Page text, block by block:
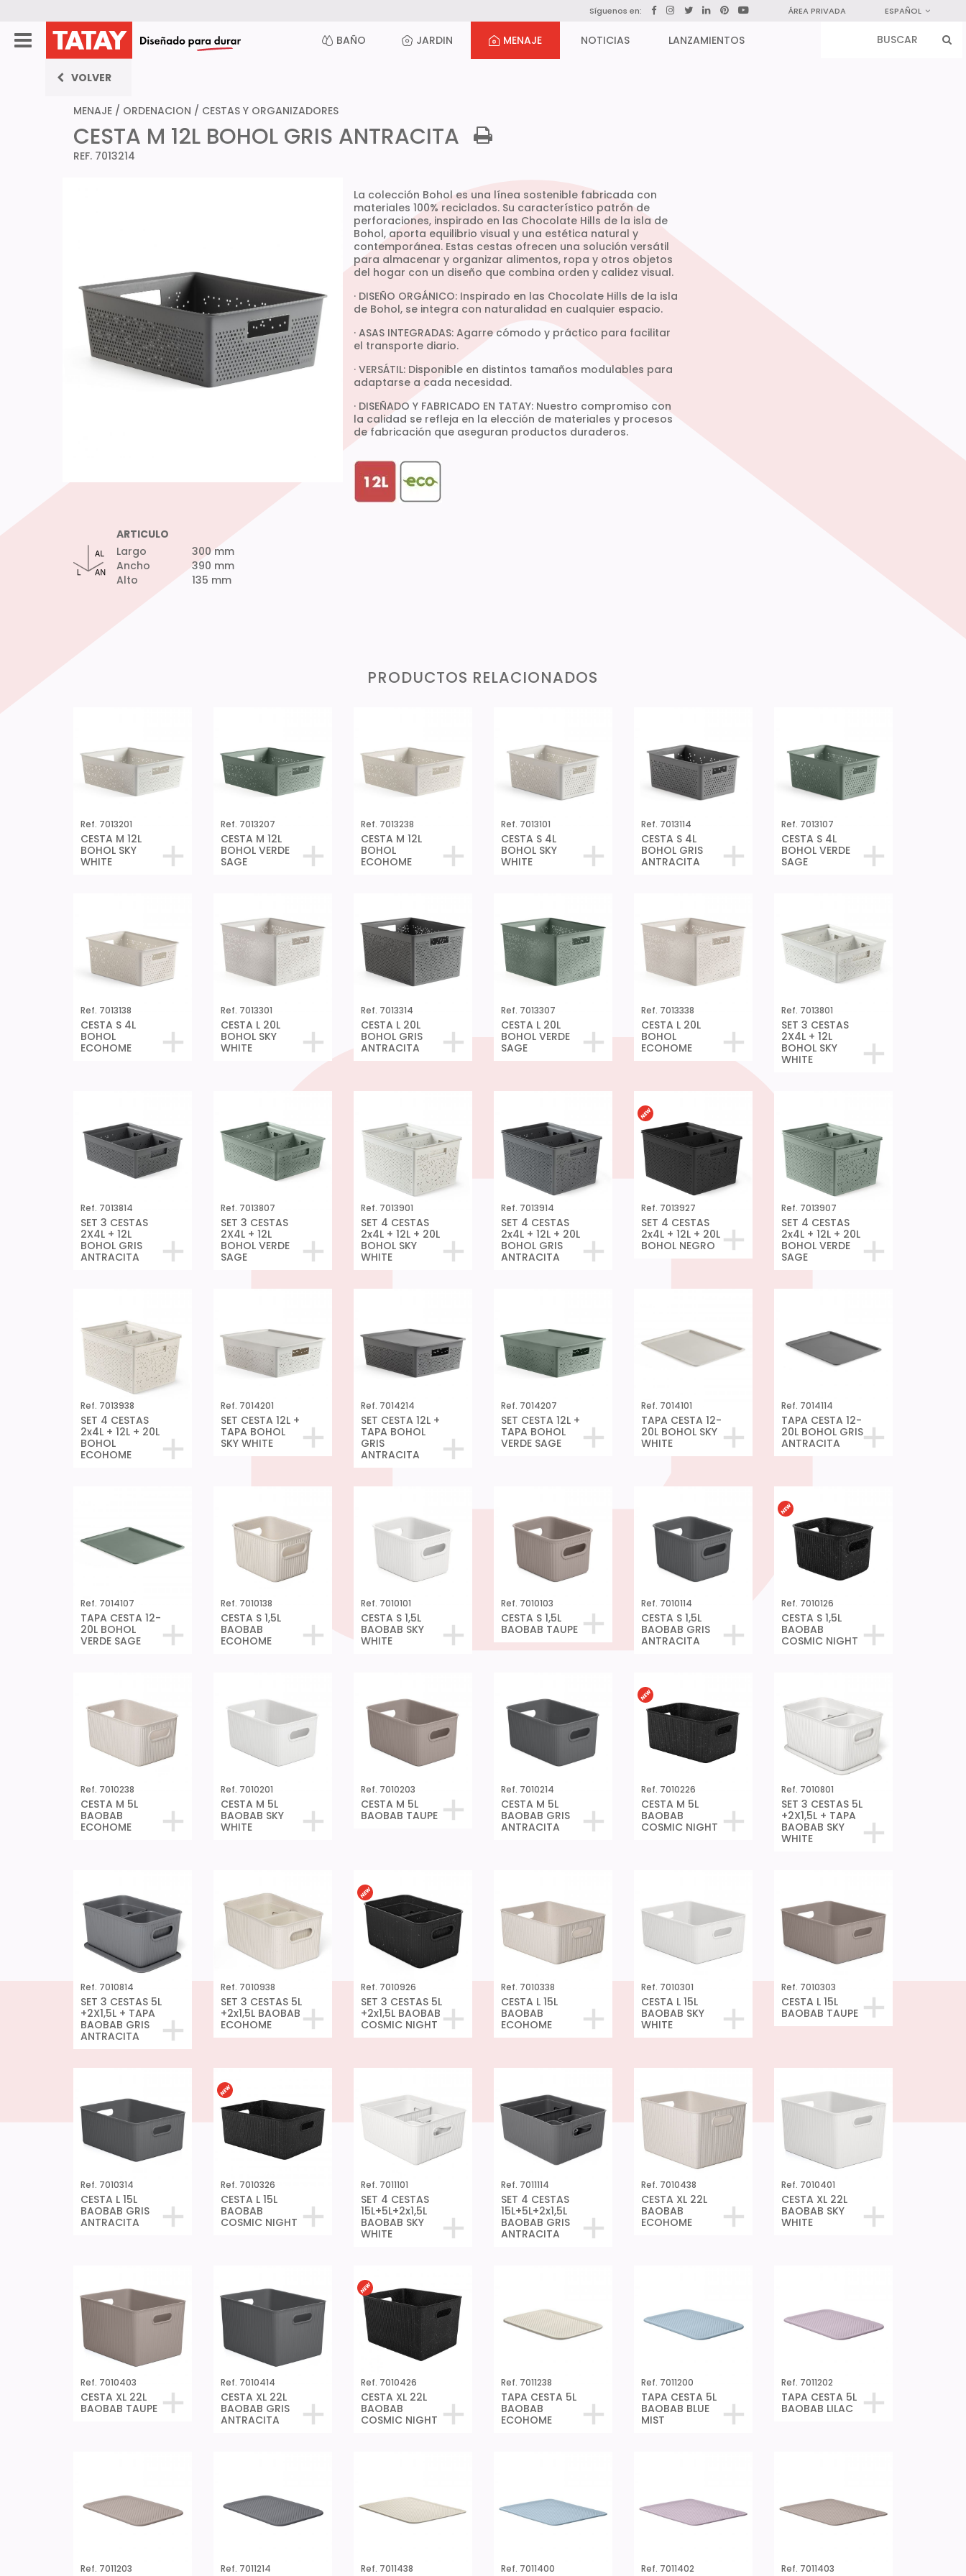
Síguenos en: ÁREA PRIVADA ESPAÑOL
BAÑO JARDIN MENAJE NOTICIAS LANZAMIENTOS
VOLVER
MENAJE / ORDENACION / CESTAS Y ORGANIZADORES
CESTA M 12L BOHOL GRIS ANTRACITA
REF. 7013214
La colección Bohol es una línea sostenible fabricada con
materiales 100% reciclados. Su característico patrón de
perforaciones, inspirado en las Chocolate Hills de la isla de
Bohol, aporta equilibrio visual y una estética natural y
contemporánea. Estas cestas ofrecen una solución versátil
para almacenar y organizar alimentos, ropa y otros objetos
del hogar con un diseño que combina orden y calidez visual.
· DISEÑO ORGÁNICO: Inspirado en las Chocolate Hills de la isla
de Bohol, se integra con naturalidad en cualquier espacio.
· ASAS INTEGRADAS: Agarre cómodo y práctico para facilitar
el transporte diario.
· VERSÁTIL: Disponible en distintos tamaños modulables para
adaptarse a cada necesidad.
· DISEÑADO Y FABRICADO EN TATAY: Nuestro compromiso con
la calidad se refleja en la elección de materiales y procesos
de fabricación que aseguran productos duraderos.
ARTICULO
Largo
Ancho
Alto
300 mm
390 mm
135 mm
PRODUCTOS RELACIONADOS
Ref. 7013201
CESTA M 12L
BOHOL SKY
WHITE
Ref. 7013207
CESTA M 12L
BOHOL VERDE
SAGE
Ref. 7013238
CESTA M 12L
BOHOL
ECOHOME
Ref. 7013101
CESTA S 4L
BOHOL SKY
WHITE
Ref. 7013114
CESTA S 4L
BOHOL GRIS
ANTRACITA
Ref. 7013107
CESTA S 4L
BOHOL VERDE
SAGE
Ref. 7013138
CESTA S 4L
BOHOL
ECOHOME
Ref. 7013301
CESTA L 20L
BOHOL SKY
WHITE
Ref. 7013314
CESTA L 20L
BOHOL GRIS
ANTRACITA
Ref. 7013307
CESTA L 20L
BOHOL VERDE
SAGE
Ref. 7013338
CESTA L 20L
BOHOL
ECOHOME
Ref. 7013801
SET 3 CESTAS
2X4L + 12L
BOHOL SKY
WHITE
Ref. 7013814
SET 3 CESTAS
2X4L + 12L
BOHOL GRIS
ANTRACITA
Ref. 7013807
SET 3 CESTAS
2X4L + 12L
BOHOL VERDE
SAGE
Ref. 7013901
SET 4 CESTAS
2x4L + 12L + 20L
BOHOL SKY
WHITE
Ref. 7013914
SET 4 CESTAS
2x4L + 12L + 20L
BOHOL GRIS
ANTRACITA
Ref. 7013927
SET 4 CESTAS
2x4L + 12L + 20L
BOHOL NEGRO
Ref. 7013907
SET 4 CESTAS
2x4L + 12L + 20L
BOHOL VERDE
SAGE
Ref. 7013938
SET 4 CESTAS
2x4L + 12L + 20L
BOHOL
ECOHOME
Ref. 7014201
SET CESTA 12L +
TAPA BOHOL
SKY WHITE
Ref. 7014214
SET CESTA 12L +
TAPA BOHOL
GRIS
ANTRACITA
Ref. 7014207
SET CESTA 12L +
TAPA BOHOL
VERDE SAGE
Ref. 7014101
TAPA CESTA 12-
20L BOHOL SKY
WHITE
Ref. 7014114
TAPA CESTA 12-
20L BOHOL GRIS
ANTRACITA
Ref. 7014107
TAPA CESTA 12-
20L BOHOL
VERDE SAGE
Ref. 7010138
CESTA S 1,5L
BAOBAB
ECOHOME
Ref. 7010101
CESTA S 1,5L
BAOBAB SKY
WHITE
Ref. 7010103
CESTA S 1,5L
BAOBAB TAUPE
Ref. 7010114
CESTA S 1,5L
BAOBAB GRIS
ANTRACITA
Ref. 7010126
CESTA S 1,5L
BAOBAB
COSMIC NIGHT
Ref. 7010238
CESTA M 5L
BAOBAB
ECOHOME
Ref. 7010201
CESTA M 5L
BAOBAB SKY
WHITE
Ref. 7010203
CESTA M 5L
BAOBAB TAUPE
Ref. 7010214
CESTA M 5L
BAOBAB GRIS
ANTRACITA
Ref. 7010226
CESTA M 5L
BAOBAB
COSMIC NIGHT
Ref. 7010801
SET 3 CESTAS 5L
+2X1,5L + TAPA
BAOBAB SKY
WHITE
Ref. 7010814
SET 3 CESTAS 5L
+2X1,5L + TAPA
BAOBAB GRIS
ANTRACITA
Ref. 7010938
SET 3 CESTAS 5L
+2x1,5L BAOBAB
ECOHOME
Ref. 7010926
SET 3 CESTAS 5L
+2x1,5L BAOBAB
COSMIC NIGHT
Ref. 7010338
CESTA L 15L
BAOBAB
ECOHOME
Ref. 7010301
CESTA L 15L
BAOBAB SKY
WHITE
Ref. 7010303
CESTA L 15L
BAOBAB TAUPE
Ref. 7010314
CESTA L 15L
BAOBAB GRIS
ANTRACITA
Ref. 7010326
CESTA L 15L
BAOBAB
COSMIC NIGHT
Ref. 7011101
SET 4 CESTAS
15L+5L+2x1,5L
BAOBAB SKY
WHITE
Ref. 7011114
SET 4 CESTAS
15L+5L+2x1,5L
BAOBAB GRIS
ANTRACITA
Ref. 7010438
CESTA XL 22L
BAOBAB
ECOHOME
Ref. 7010401
CESTA XL 22L
BAOBAB SKY
WHITE
Ref. 7010403
CESTA XL 22L
BAOBAB TAUPE
Ref. 7010414
CESTA XL 22L
BAOBAB GRIS
ANTRACITA
Ref. 7010426
CESTA XL 22L
BAOBAB
COSMIC NIGHT
Ref. 7011238
TAPA CESTA 5L
BAOBAB
ECOHOME
Ref. 7011200
TAPA CESTA 5L
BAOBAB BLUE
MIST
Ref. 7011202
TAPA CESTA 5L
BAOBAB LILAC
Ref. 7011203 Ref. 7011214 Ref. 7011438 Ref. 7011400 Ref. 7011402 Ref. 7011403